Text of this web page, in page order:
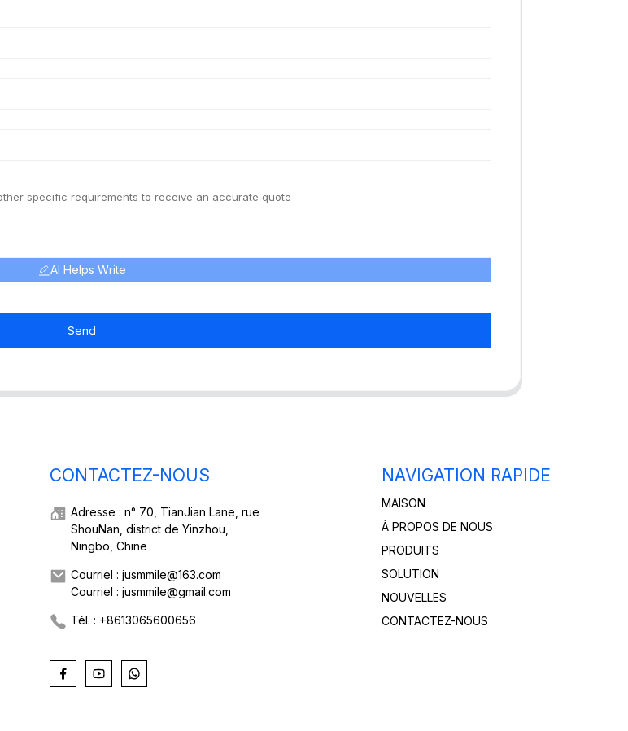
AI Helps Write
Send
CONTACTEZ-NOUS
Adresse : n° 70, TianJian Lane, rue
ShouNan, district de Yinzhou,
Ningbo, Chine
Courriel : jusmmile@163.com
Courriel : jusmmile@gmail.com
Tél. : +8613065600656
NAVIGATION RAPIDE
MAISON
À PROPOS DE NOUS
PRODUITS
SOLUTION
NOUVELLES
CONTACTEZ-NOUS